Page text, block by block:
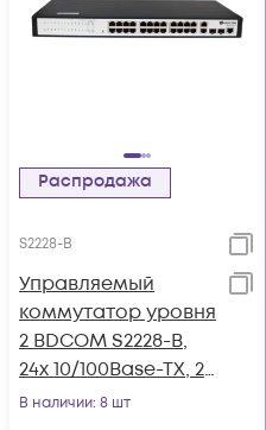
Распродажа
S2228-B
Управляемый
коммутатор уровня
2 BDCOM S2228-B,
24x 10/100Base-TX, 2x
100/1000Base-T, 2x
В наличии: 8 шт